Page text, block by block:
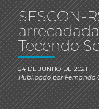
SESCON-
Tecendo
24 DE JUNHO DE 2021
Publicado porFernando